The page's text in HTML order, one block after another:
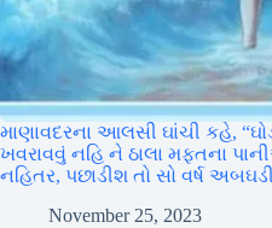
માણાવદરના આલસી ઘાંચી કહે,
ખવરાવવું નહિ ને ઠાલા મફતના
નહિતર, પછાડીશ તો સો વર્ષ
November 25, 2023